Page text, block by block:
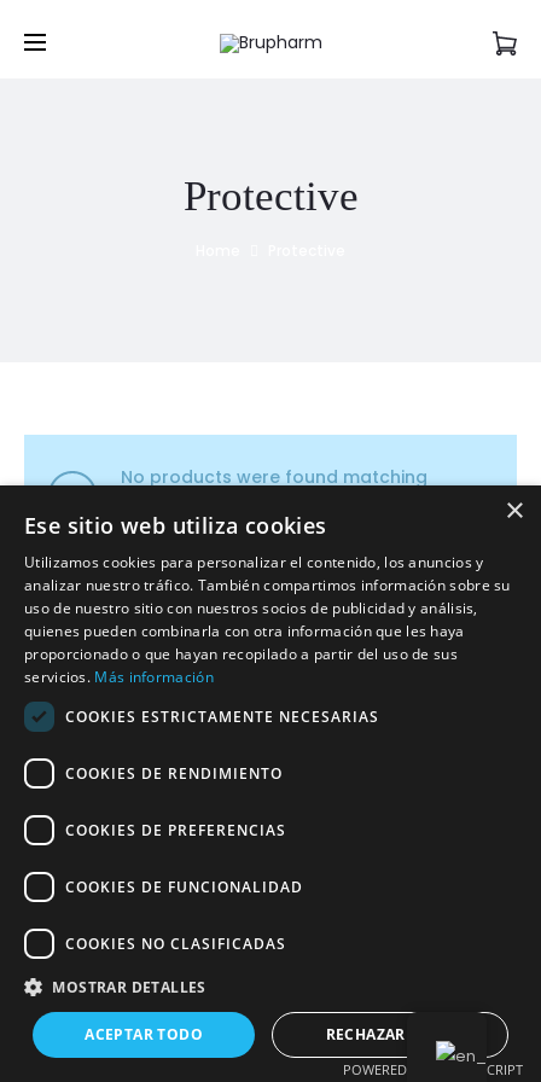
Protective
No products were found matching
your selection.
×
Ese sitio web utiliza cookies
Utilizamos cookies para personalizar el contenido, los anuncios y
analizar nuestro tráfico. También compartimos información sobre su
uso de nuestro sitio con nuestros socios de publicidad y análisis,
quienes pueden combinarla con otra información que les haya
proporcionado o que hayan recopilado a partir del uso de sus
servicios. Más información
COOKIES ESTRICTAMENTE NECESARIAS
COOKIES DE RENDIMIENTO
COOKIES DE PREFERENCIAS
COOKIES DE FUNCIONALIDAD
COOKIES NO CLASIFICADAS
MOSTRAR DETALLES
ACEPTAR TODO RECHAZAR TODO
POWERED BY COOKIESCRIPT